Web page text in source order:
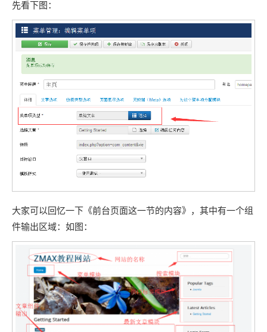
先看下图：
大家可以回忆一下《前台页面这一节的内容》，其中有一个组
件输出区域：如图：